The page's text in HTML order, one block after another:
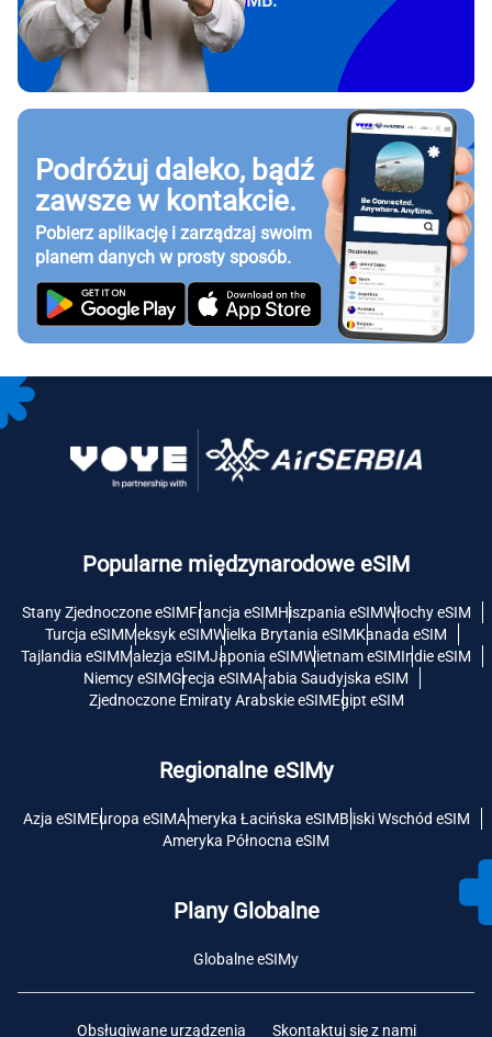
Podróżuj daleko, bądź
zawsze w kontakcie.
Pobierz aplikację i zarządzaj swoim
planem danych w prosty sposób.
Popularne międzynarodowe eSIM
Stany Zjednoczone eSIMFrancja eSIMHiszpania eSIMWłochy eSIM
Turcja eSIMMeksyk eSIMWielka Brytania eSIMKanada eSIM
Tajlandia eSIMMalezja eSIMJaponia eSIMWietnam eSIMIndie eSIM
Niemcy eSIMGrecja eSIMArabia Saudyjska eSIM
Zjednoczone Emiraty Arabskie eSIMEgipt eSIM
Regionalne eSIMy
Azja eSIMEuropa eSIMAmeryka Łacińska eSIMBliski Wschód eSIM
Ameryka Północna eSIM
Plany Globalne
Globalne eSIMy
Obsługiwane urządzenia Skontaktuj się z nami